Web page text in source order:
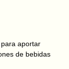
aportar
de bebidas